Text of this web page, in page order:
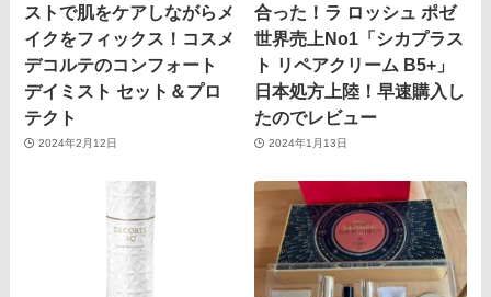
ストで肌をケアしながらメ
イクをフィックス！コスメ
デコルテのコンフォート
デイミスト セット＆プロ
テクト
2024年2月12日
合った！ラ ロッシュ ポゼ
世界売上No1「シカプラス
ト リペアクリーム B5+」
日本処方上陸！早速購入し
たのでレビュー
2024年1月13日